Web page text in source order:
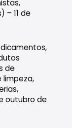
– 11 de
de
limpeza,
outubro de